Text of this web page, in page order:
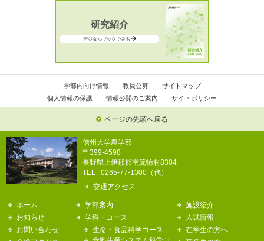
研究紹介
デジタルブックでみる
学部内向け情報 教員公募
サイトマップ
個人情報の保護
情報公開のご案内 サイトポリシー
ページの先頭へ戻る
信州大学農学部
〒399-4598
長野県上伊那郡南箕輪村8304
TEL : 0265-77-1300（代）
交通アクセス
ホーム
お知らせ
お問い合わせ
学部案内
学科・コース
生命・食品科学コース
施設紹介
入試情報
在学生の方へ